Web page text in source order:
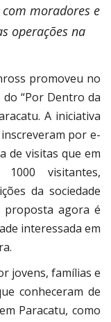
moradores e
operações na
promoveu no
“Por Dentro da
A iniciativa
por e-
de visitas que em
1000 visitantes,
da sociedade
proposta agora é
interessada em
jovens, famílias e
conheceram de
Paracatu, como